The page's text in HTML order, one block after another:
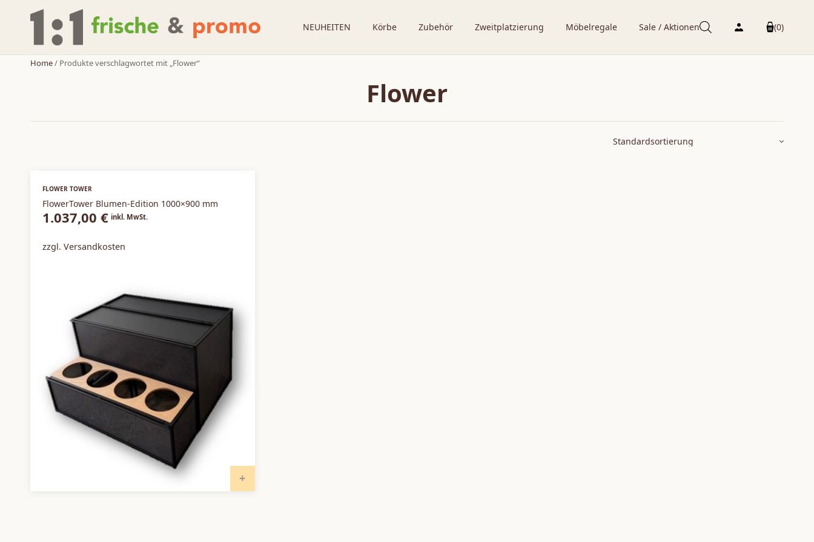
NEUHEITEN Körbe Zubehör Zweitplatzierung Möbelregale Sale / Aktionen (0)
Home/ Produkte verschlagwortet mit „Flower“
Flower
FLOWER TOWER
FlowerTower Blumen-Edition 1000×900 mm
1.037,00 € inkl. MwSt.
zzgl. Versandkosten
Zweitplatzierung
Möbelregale